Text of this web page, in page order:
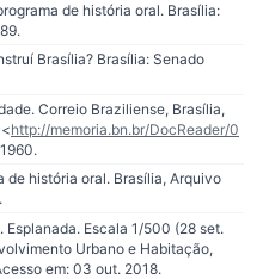
de história oral. Brasília:
Brasília? Brasília: Senado
Correio Braziliense, Brasília,
http://memoria.bn.br/DocReader/0
de história oral. Brasília, Arquivo
Escala 1/500 (28 set.
Urbano e Habitação,
em: 03 out. 2018.